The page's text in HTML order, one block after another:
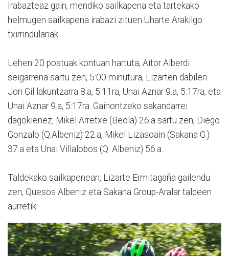
Irabazteaz gain, mendiko sailkapena eta tartekako
helmugen sailkapena irabazi zituen Uharte Arakilgo
txirrindulariak.
Lehen 20 postuak kontuan hartuta, Aitor Alberdi
seigarrena sartu zen, 5:00 minutura, Lizarten dabilen
Jon Gil lakuntzarra 8.a, 5:11ra, Unai Aznar 9.a, 5:17ra, eta
Unai Aznar 9.a, 5:17ra. Gainontzeko sakandarrei
dagokienez, Mikel Arretxe (Beola) 26.a sartu zen, Diego
Gonzalo (Q.Albeniz) 22.a, Mikel Lizasoain (Sakana G.)
37.a eta Unai Villalobos (Q. Albeniz) 56.a.
Taldekako sailkapenean, Lizarte Ermitagaña gailendu
zen, Quesos Albeniz eta Sakana Group-Aralar taldeen
aurretik.